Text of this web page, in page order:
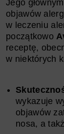
Jego
objawów
w leczeniu
początkowo
receptę,
w niektórych
wykazuje
objawów
nosa, a